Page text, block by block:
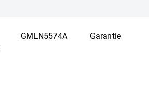
GMLN5574A Garantie